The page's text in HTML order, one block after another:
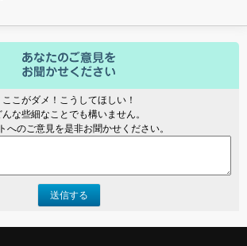
ここがダメ！こうしてほしい！
んな些細なことでも構いません。
へのご意見を是非お聞かせください。
送信する